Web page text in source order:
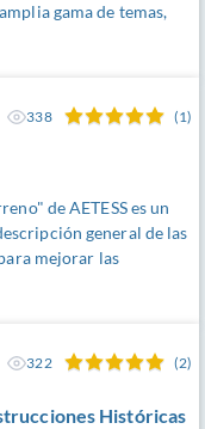
gama de temas,
de AETESS es un
general de las
mejorar las
338 (1)
Históricas
322 (2)